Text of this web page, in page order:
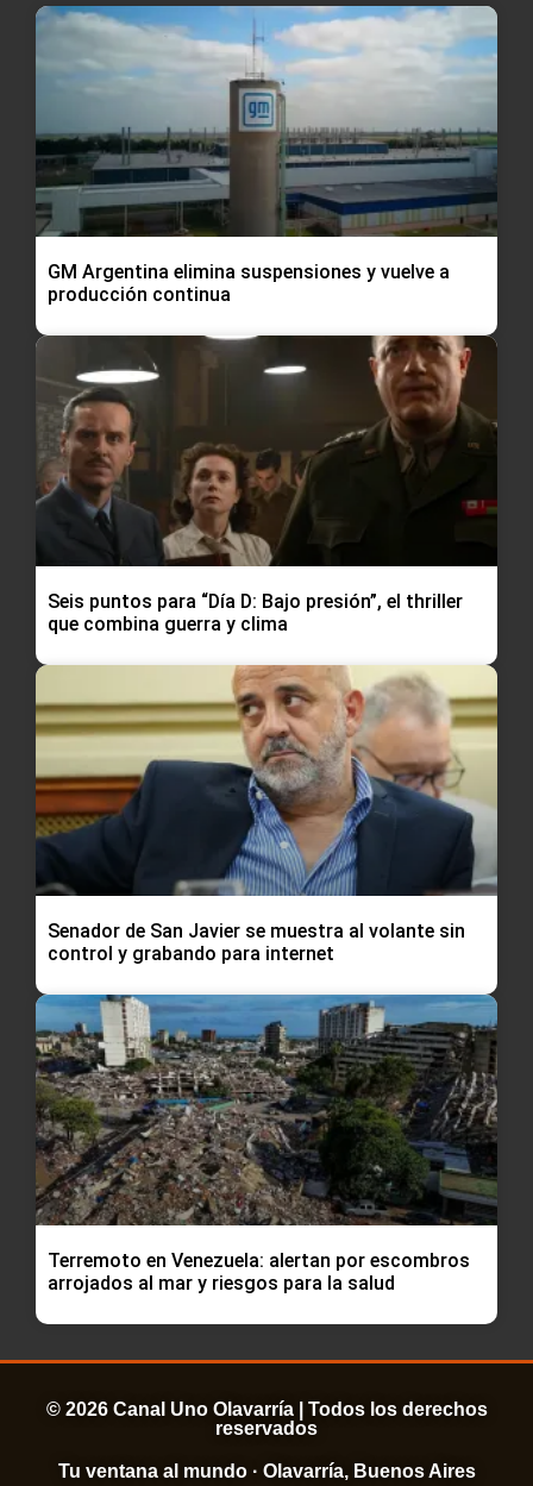
GM Argentina elimina suspensiones y vuelve a
producción continua
Seis puntos para “Día D: Bajo presión”, el thriller
que combina guerra y clima
Senador de San Javier se muestra al volante sin
control y grabando para internet
Terremoto en Venezuela: alertan por escombros
arrojados al mar y riesgos para la salud
© 2026 Canal Uno Olavarría | Todos los derechos
reservados
Tu ventana al mundo · Olavarría, Buenos Aires